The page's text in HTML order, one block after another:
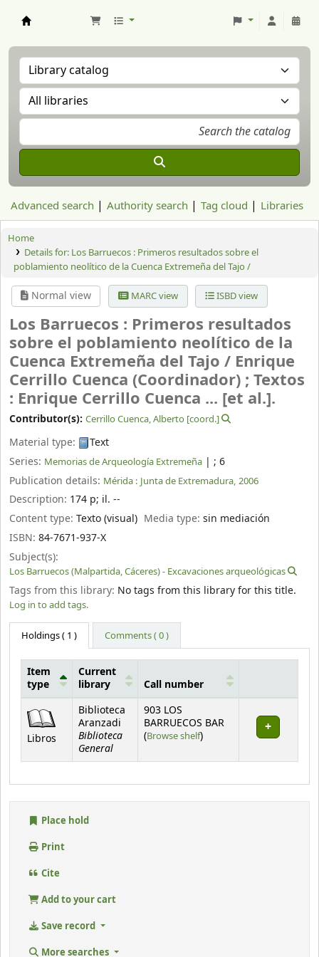
Advanced search Authority search Tag cloud Libraries
Home
Details for: Los Barruecos : Primeros resultados sobre el
poblamiento neolítico de la Cuenca Extremeña del Tajo /
Normal view MARC view ISBD view
Los Barruecos : Primeros resultados
sobre el poblamiento neolítico de la
Cuenca Extremeña del Tajo / Enrique
Cerrillo Cuenca (Coordinador) ; Textos
: Enrique Cerrillo Cuenca ... [et al.].
Contributor(s): Cerrillo Cuenca, Alberto [coord.]
Material type:
Text
Series: Memorias de Arqueología Extremeña | ; 6
Publication details: Mérida : Junta de Extremadura, 2006
Description: 174 p; il. --
Content type: Texto (visual) Media type:sin mediación
ISBN: 84-7671-937-X
Subject(s):
Los Barruecos (Malpartida, Cáceres) - Excavaciones arqueológicas
Tags from this library: No tags from this library for this title.
Log in to add tags.
Holdings( 1 ) Comments ( 0 )
Item
type
Current
library
Call number
Libros
Biblioteca
Aranzadi
Biblioteca
General
903 LOS
BARRUECOS BAR
(Browse shelf(Opens below)
)
Place hold
Print
Cite
Add to your cart
Save record
More searches